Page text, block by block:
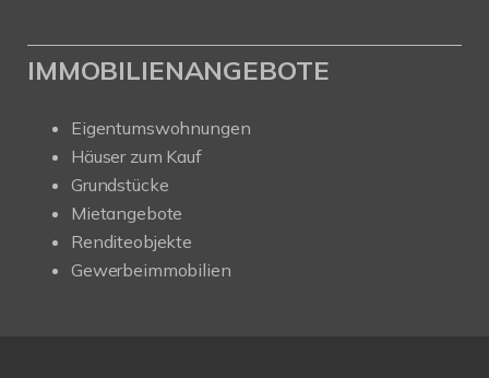
IMMOBILIENANGEBOTE
Eigentumswohnungen
Häuser zum Kauf
Grundstücke
Mietangebote
Renditeobjekte
Gewerbeimmobilien